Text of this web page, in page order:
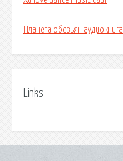
Планета обезьян аудиокнига
Links